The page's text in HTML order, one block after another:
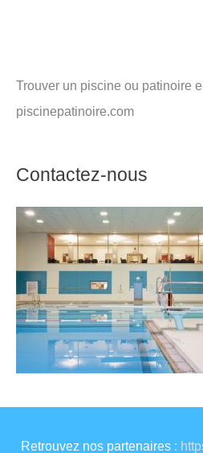
Trouver un piscine ou patinoire
piscinepatinoire.com
Contactez-nous
Retrouvez nos partenaires :